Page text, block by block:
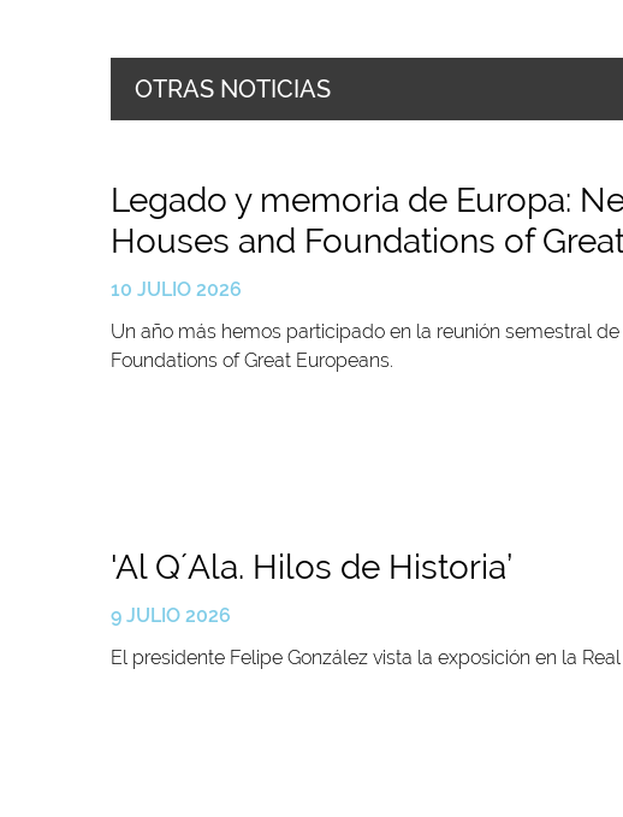
OTRAS NOTICIAS
Legado y memoria de Europa:
Houses and Foundations of
10 JULIO 2026
Un año más hemos participado en la reunión semestral
Foundations of Great Europeans.
'Al Q´Ala. Hilos de Historia’
9 JULIO 2026
El presidente Felipe González vista la exposición en la